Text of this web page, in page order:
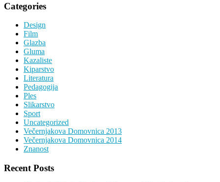
Categories
Design
Film
Glazba
Gluma
Kazaliste
Kiparstvo
Literatura
Pedagogija
Ples
Slikarstvo
Sport
Uncategorized
Večernjakova Domovnica 2013
Večernjakova Domovnica 2014
Znanost
Recent Posts